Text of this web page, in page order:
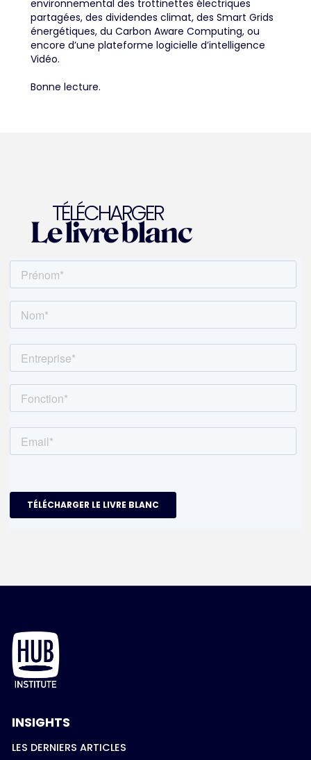
environnemental des trottinettes électriques
partagées, des dividendes climat, des Smart Grids
énergétiques, du Carbon Aware Computing, ou
encore d’une plateforme logicielle d’intelligence
Vidéo.
Bonne lecture.
TÉLÉCHARGER
Le livre blanc
INSIGHTS
LES DERNIERS ARTICLES